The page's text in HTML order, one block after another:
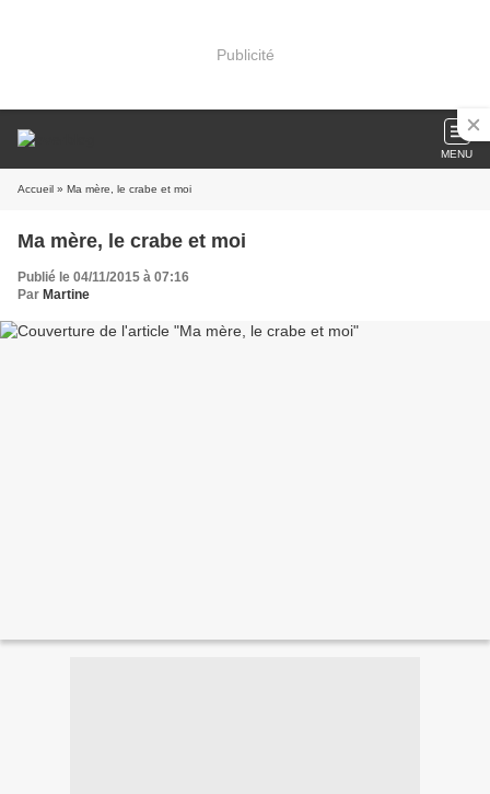
Publicité
MENU
Accueil » Ma mère, le crabe et moi
Ma mère, le crabe et moi
Publié le 04/11/2015 à 07:16
Par Martine